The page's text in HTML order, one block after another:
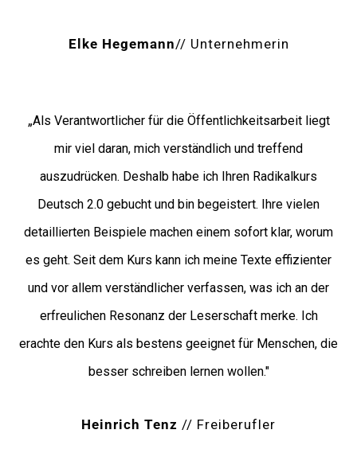
Elke Hegemann// Unternehmerin
„Als Verantwortlicher für die Öffentlichkeitsarbeit liegt
mir viel daran, mich verständlich und treffend
auszudrücken. Deshalb habe ich Ihren Radikalkurs
Deutsch 2.0 gebucht und bin begeistert. Ihre vielen
detaillierten Beispiele machen einem sofort klar, worum
es geht. Seit dem Kurs kann ich meine Texte effizienter
und vor allem verständlicher verfassen, was ich an der
erfreulichen Resonanz der Leserschaft merke. Ich
erachte den Kurs als bestens geeignet für Menschen, die
besser schreiben lernen wollen."
Heinrich Tenz // Freiberufler